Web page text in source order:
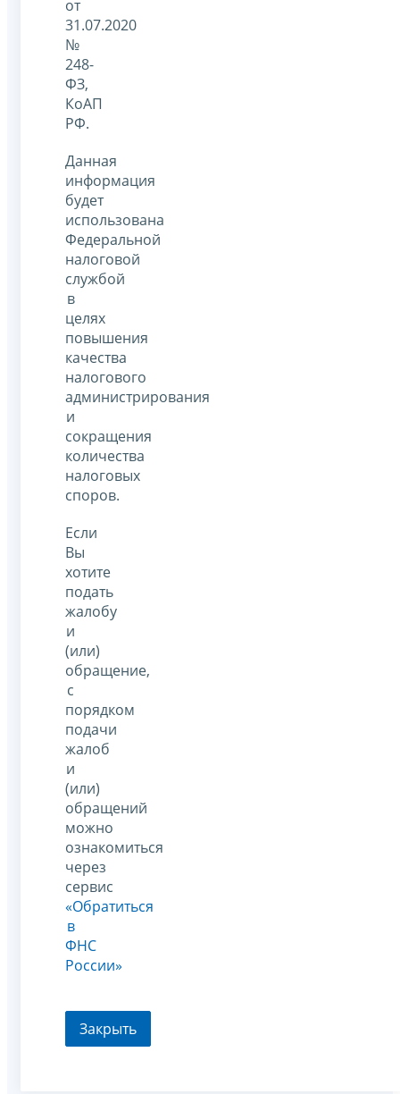
от
31.07.2020
№
248-
ФЗ,
КоАП
РФ.
Данная
информация
будет
использована
Федеральной
налоговой
службой
в
целях
повышения
качества
налогового
администрирования
и
сокращения
количества
налоговых
споров.
Если
Вы
хотите
подать
жалобу
и
(или)
обращение,
с
порядком
подачи
жалоб
и
(или)
обращений
можно
ознакомиться
через
сервис
«Обратиться
в
ФНС
России»
Закрыть